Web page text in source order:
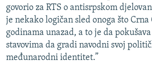
govorio za RTS o antisrpskom
je nekako logičan sled onoga što Crna
godinama unazad, a to je da
stavovima da gradi navodni svoj
međunarodni identitet.”